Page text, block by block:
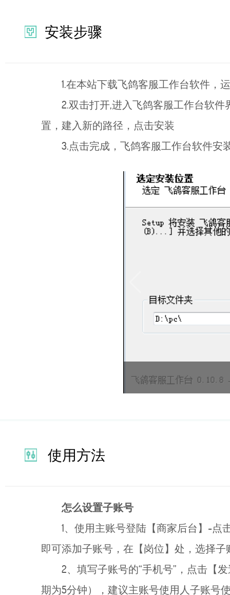
安装步骤
1.在本站下载飞鸽客服工作台软件，
2.双击打开,进入飞鸽客服工作台软
置，建入新的路径，点击安装
3.点击完成，飞鸽客服工作台软件安
使用方法
怎么设置子账号
1、使用主账号登陆【商家后台】-
即可添加子账号，在【岗位】处，选择
2、填写子账号的“手机号”，点击【
期为5分钟），建议主账号使用人子账号